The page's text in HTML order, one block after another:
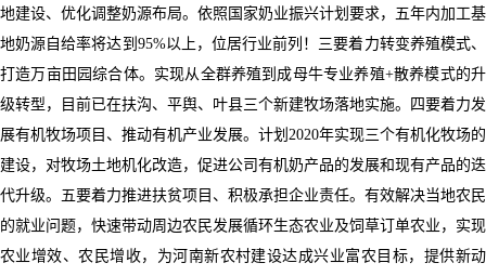
地建设、优化调整奶源布局。依照国家奶业振兴计划要求，五年内加工基
地奶源自给率将达到95%以上，位居行业前列！三要着力转变养殖模式、
打造万亩田园综合体。实现从全群养殖到成母牛专业养殖+散养模式的升
级转型，目前已在扶沟、平舆、叶县三个新建牧场落地实施。四要着力发
展有机牧场项目、推动有机产业发展。计划2020年实现三个有机化牧场的
建设，对牧场土地机化改造，促进公司有机奶产品的发展和现有产品的迭
代升级。五要着力推进扶贫项目、积极承担企业责任。有效解决当地农民
的就业问题，快速带动周边农民发展循环生态农业及饲草订单农业，实现
农业增效、农民增收，为河南新农村建设达成兴业富农目标，提供新动